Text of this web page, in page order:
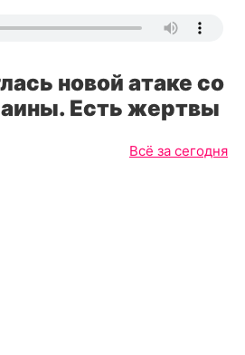
новой атаке со
Есть жертвы
Всё за сегодня